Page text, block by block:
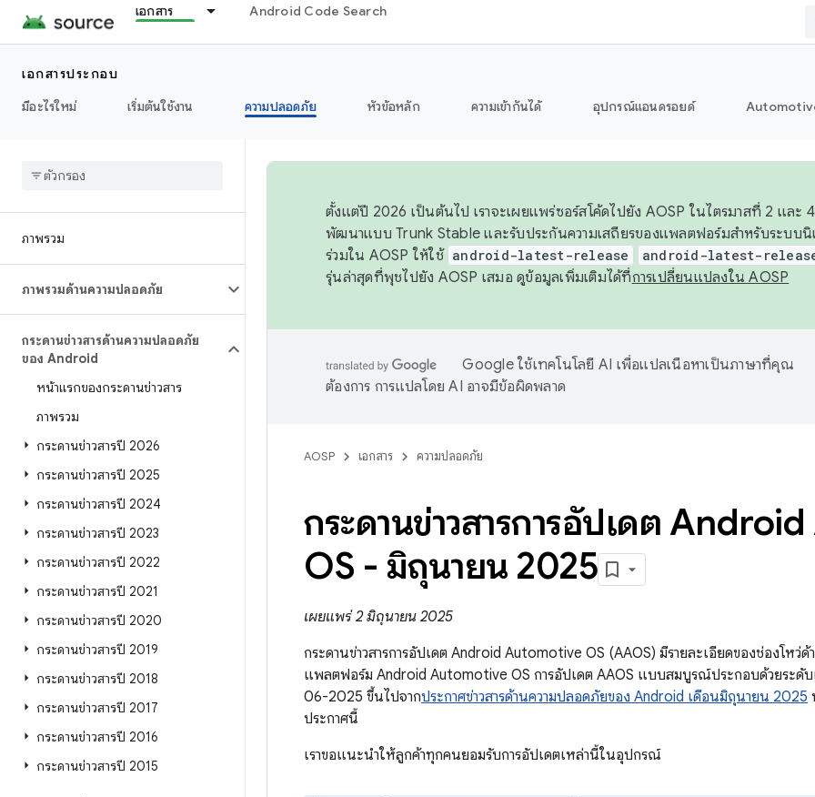
เอกสาร Android Code Search
เอกสารประกอบ
มีอะไรใหม่
เริ่มต้นใช้งาน ความปลอดภัย หัวข้อหลัก ความเข้ากันได้ อุปกรณ์แอนดรอยด์
ภาพรวม
ภาพรวมด้านความปลอดภัย
กระดานข่าวสารด้านความปลอดภัย
ของ Android
หน้าแรกของกระดานข่าวสาร
ภาพรวม
กระดานข่าวสารปี 2026
กระดานข่าวสารปี 2025
กระดานข่าวสารปี 2024
กระดานข่าวสารปี 2023
กระดานข่าวสารปี 2022
กระดานข่าวสารปี 2021
กระดานข่าวสารปี 2020
กระดานข่าวสารปี 2019
กระดานข่าวสารปี 2018
กระดานข่าวสารปี 2017
กระดานข่าวสารปี 2016
กระดานข่าวสารปี 2015
ตั้งแต่ปี 2026 เป็นต้นไป เราจะเผยแพร่ซอร์สโค้ดไปยัง AOSP ในไตรมาสที่ 2 และ
พัฒนาแบบ Trunk Stable และรับประกันความเสถียรของแพลตฟอร์มสำหรับระบบนิ
ร่วมใน AOSP ให้ใช้ android-latest-release android-latest-
รุ่นล่าสุดที่พุชไปยัง AOSP เสมอ ดูข้อมูลเพิ่มเติมได้ที่การเปลี่ยนแปลงใน AOSP
Google ใช้เทคโนโลยี AI เพื่อแปลเนื้อหาเป็นภาษาที่คุณ
ต้องการ การแปลโดย AI อาจมีข้อผิดพลาด
AOSP เอกสาร ความปลอดภัย
กระดานข่าวสารการอัปเดต
OS - มิถุนายน 2025
เผยแพร่ 2 มิถุนายน 2025
กระดานข่าวสารการอัปเดต Android Automotive OS (AAOS) มีรายละเอียดของช่องโห
แพลตฟอร์ม Android Automotive OS การอัปเดต AAOS แบบสมบูรณ์ประกอบด้วยระ
06-2025 ขึ้นไปจากประกาศข่าวสารด้านความปลอดภัยของ Android เดือนมิถุนายน 2025
ประกาศนี้
เราขอแนะนำให้ลูกค้าทุกคนยอมรับการอัปเดตเหล่านี้ในอุปกรณ์